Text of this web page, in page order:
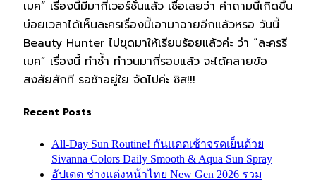
เมค” เรื่องนี้มีมากี่เวอร์ชั่นแล้ว เชื่อเลยว่า คำถามนี้เกิดขึ้น
บ่อยเวลาได้เห็นละครเรื่องนี้เอามาฉายอีกแล้วหรอ วันนี้
Beauty Hunter ไปขุดมาให้เรียบร้อยแล้วค่ะ ว่า “ละครรี
เมค” เรื่องนี้ ทำซ้ำ ทำวนมากี่รอบแล้ว จะได้คลายข้อ
สงสัยสักที รอช้าอยู่ใย จัดไปค่ะ ซิส!!!
Recent Posts
All-Day Sun Routine! กันแดดเช้าจรดเย็นด้วย
Sivanna Colors Daily Smooth & Aqua Sun Spray
อัปเดต ช่างแต่งหน้าไทย New Gen 2026 รวม